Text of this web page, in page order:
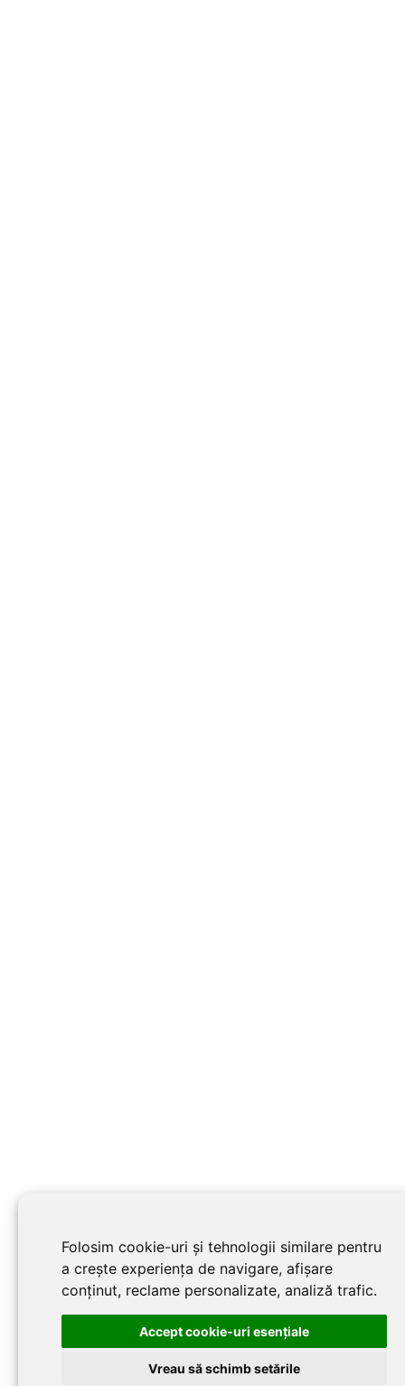
Folosim cookie-uri și tehnologii similare pentru
a crește experiența de navigare, afișare
conținut, reclame personalizate, analiză trafic.
Accept cookie-uri esenţiale
Vreau să schimb setările